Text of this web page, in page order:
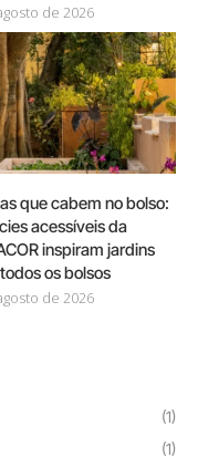
de 2026
que cabem no bolso:
acessíveis da
inspiram jardins
os bolsos
de 2026
(1)
(1)